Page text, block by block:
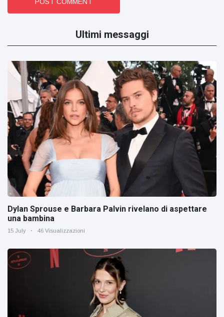
Ultimi messaggi
Dylan Sprouse e Barbara Palvin rivelano di aspettare
una bambina
15 July 46 Visualizzazioni